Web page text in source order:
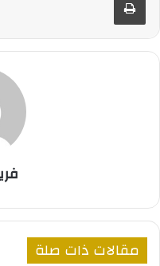
مقالات ذات صلة